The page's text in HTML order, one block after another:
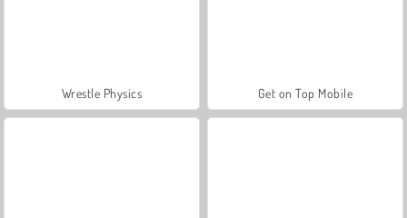
Wrestle Physics Get on Top Mobile